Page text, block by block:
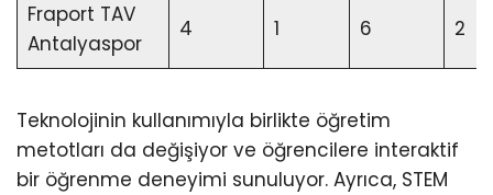
Fraport TAV
Antalyaspor
4 1 6 2
Teknolojinin kullanımıyla birlikte öğretim
metotları da değişiyor ve öğrencilere interaktif
bir öğrenme deneyimi sunuluyor. Ayrıca, STEM